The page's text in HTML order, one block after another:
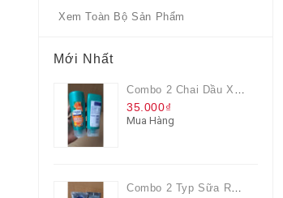
Xem Toàn Bộ Sản Phẩm
Mới Nhất
Combo 2 Chai Dầu Xả Rejoice 3IN1 Siêu Mềm Mượt Chai 60ML
35.000₫
Mua Hàng
Combo 2 Typ Sữa Rửa Mặt Nivea Men Giúp Giảm Mụn, Giảm Hư Tổn Da